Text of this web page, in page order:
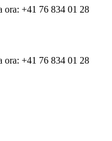
ora: +41 76 834 01 28
ora: +41 76 834 01 28